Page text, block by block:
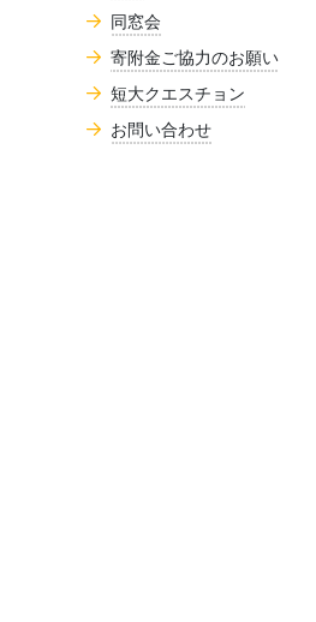
同窓会
寄附金ご協力のお願い
短大クエスチョン
お問い合わせ